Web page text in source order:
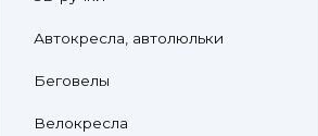
Автокресла, автолюльки
Беговелы
Велокресла